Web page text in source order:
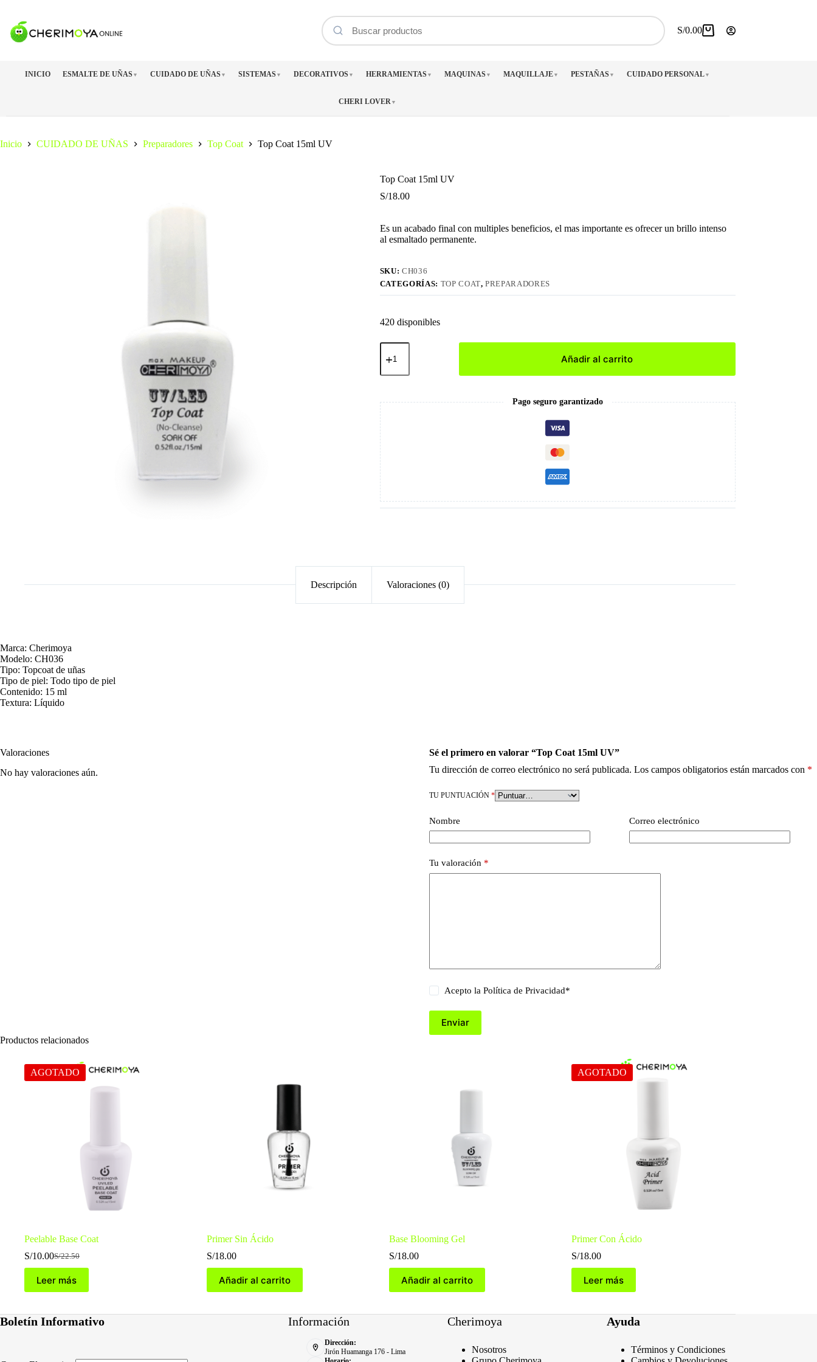
contenido
Carro
S/0.00
INICIO ESMALTE DE UÑAS ▼ CUIDADO DE UÑAS ▼ SISTEMAS ▼ DECORATIVOS ▼ HERRAMIENTAS ▼ MAQUINAS ▼ MAQUILLAJE ▼ PESTAÑAS ▼ CUIDADO PERSONAL ▼
CHERI LOVER ▼
Inicio CUIDADO DE UÑAS Preparadores Top Coat Top Coat 15ml UV
Top Coat 15ml UV
S/18.00
Es un acabado final con multiples beneficios, el mas importante es ofrecer un brillo intenso
al esmaltado permanente.
SKU:CH036
CATEGORÍAS: TOP COAT,PREPARADORES
420 disponibles
Top
Coat
UV
Añadir al carrito
Pago seguro garantizado
Descripción Valoraciones (0)
Marca: Cherimoya
Modelo: CH036
Tipo: Topcoat de uñas
Tipo de piel: Todo tipo de piel
Contenido: 15 ml
Textura: Líquido
Valoraciones
No hay valoraciones aún.
Sé el primero en valorar “Top Coat 15ml UV”
Tu dirección de correo electrónico no será publicada. Los campos obligatorios están marcados con *
TU PUNTUACIÓN *
Nombre Correo electrónico
Tu valoración *
Acepto la Política de Privacidad*
Enviar
Productos relacionados
AGOTADO
Peelable Base Coat
S/22.50
El
original
era:
S/10.00El
actual
es:
Leer más
Primer Sin Ácido
S/18.00
Añadir al carrito
Base Blooming Gel
S/18.00
Añadir al carrito
AGOTADO
Primer Con Ácido
S/18.00
Leer más
Boletín Informativo Información
Dirección:
Jirón Huamanga 176 - Lima
Cherimoya
Nosotros
Ayuda
Términos y Condiciones